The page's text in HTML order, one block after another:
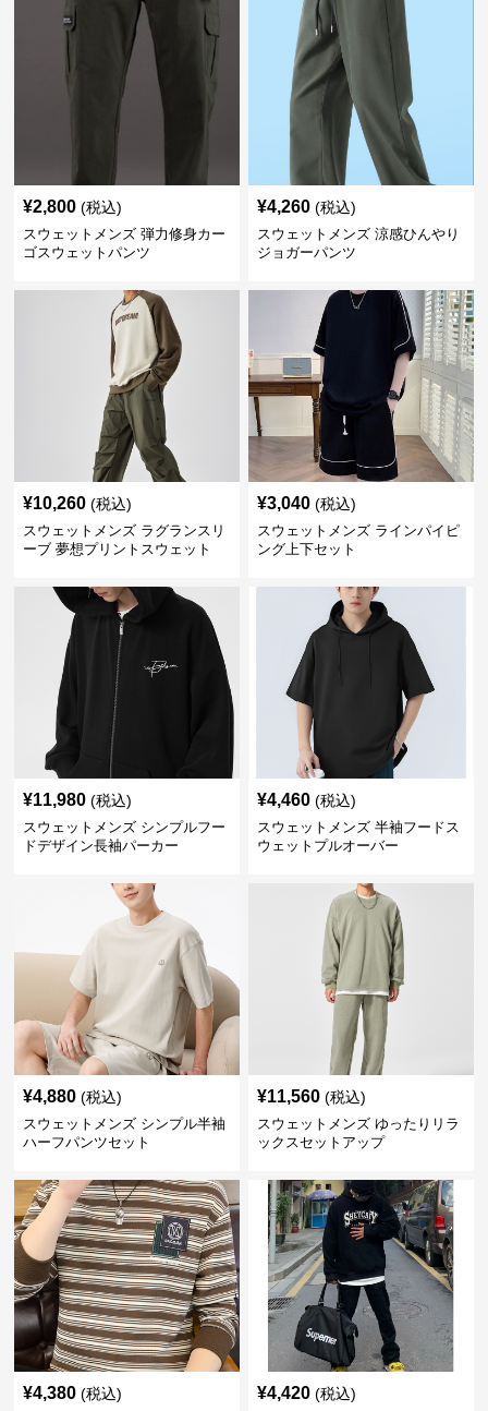
¥2,800 (税込)
スウェットメンズ 弾力修身カー
ゴスウェットパンツ
¥4,260 (税込)
スウェットメンズ 涼感ひんやり
ジョガーパンツ
¥10,260 (税込)
スウェットメンズ ラグランスリ
ーブ 夢想プリントスウェット
¥3,040 (税込)
スウェットメンズ ラインパイピ
ング上下セット
¥11,980 (税込)
スウェットメンズ シンプルフー
ドデザイン長袖パーカー
¥4,460 (税込)
スウェットメンズ 半袖フードス
ウェットプルオーバー
¥4,880 (税込)
スウェットメンズ シンプル半袖
ハーフパンツセット
¥11,560 (税込)
スウェットメンズ ゆったりリラ
ックスセットアップ
¥4,380 (税込) ¥4,420 (税込)